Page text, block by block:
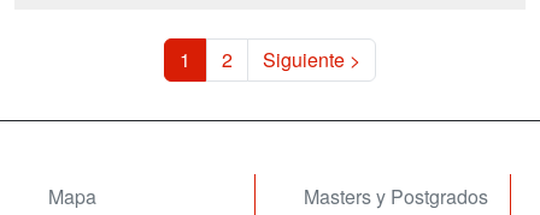
Para ello necesit...
1 2 Siguiente >
Mapa
Masters y Postgrados